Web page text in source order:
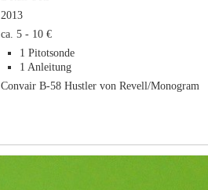
2013
ca. 5 - 10 €
1 Pitotsonde
1 Anleitung
Convair B-58 Hustler von Revell/Monogram